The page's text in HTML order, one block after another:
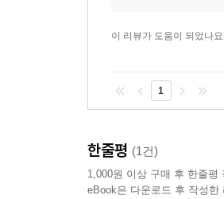
이 리뷰가 도움이 되었나
1
한줄평 (1건)
1,000원 이상 구매 후 한줄평
eBook은 다운로드 후 작성